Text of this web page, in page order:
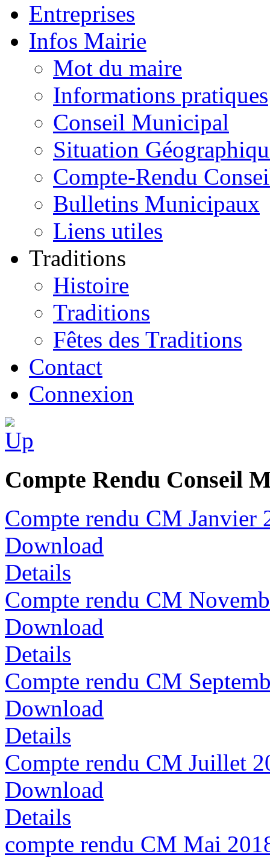
Entreprises
Infos Mairie
Mot du maire
Informations pratiques
Conseil Municipal
Situation
Compte-Rendu
Bulletins Municipaux
Liens utiles
Traditions
Histoire
Traditions
Fêtes des Traditions
Contact
Connexion
Compte Rendu Conseil
Compte rendu CM Janvier
Download
Details
Compte rendu CM
Download
Details
Compte rendu CM
Download
Details
Compte rendu CM Juillet
Download
Details
compte rendu CM Mai